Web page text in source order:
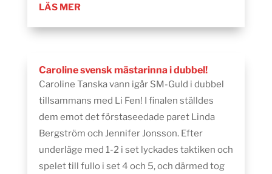
LÄS MER
Caroline svensk mästarinna i dubbel!
Caroline Tanska vann igår SM-Guld i dubbel
tillsammans med Li Fen! I finalen ställdes
dem emot det förstaseedade paret Linda
Bergström och Jennifer Jonsson. Efter
underläge med 1-2 i set lyckades taktiken och
spelet till fullo i set 4 och 5, och därmed tog